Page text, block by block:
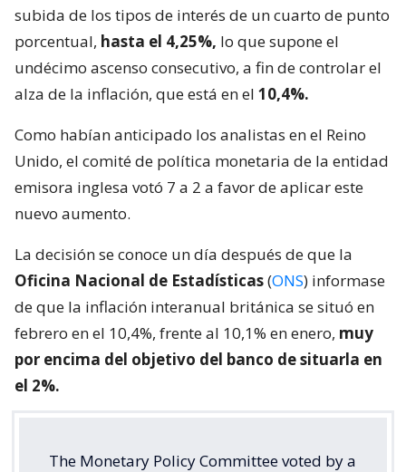
subida de los tipos de interés de un cuarto de punto
porcentual, hasta el 4,25%, lo que supone el
undécimo ascenso consecutivo, a fin de controlar el
alza de la inflación, que está en el 10,4%.
Como habían anticipado los analistas en el Reino
Unido, el comité de política monetaria de la entidad
emisora inglesa votó 7 a 2 a favor de aplicar este
nuevo aumento.
La decisión se conoce un día después de que la
Oficina Nacional de Estadísticas(ONS) informase
de que la inflación interanual británica se situó en
febrero en el 10,4%, frente al 10,1% en enero, muy
por encima del objetivo del banco de situarla en
el 2%.
The Monetary Policy Committee voted by a